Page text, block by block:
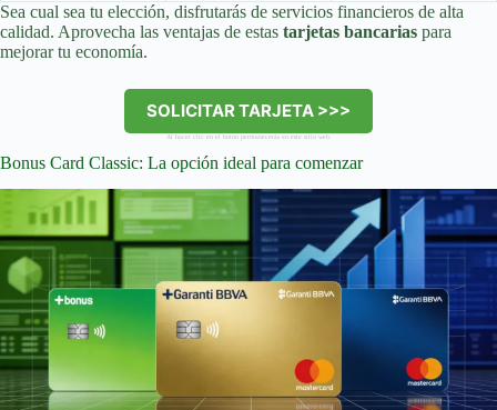
Sea cual sea tu elección, disfrutarás de servicios financieros de alta
calidad. Aprovecha las ventajas de estas tarjetas bancarias para
mejorar tu economía.
SOLICITAR TARJETA >>>
Al hacer clic en el botón permanecerás en este sitio web.
Bonus Card Classic: La opción ideal para comenzar